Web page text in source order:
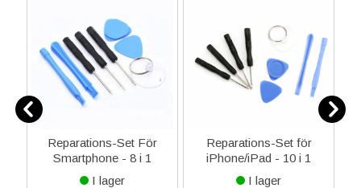
Reparations-Set För
Smartphone - 8 i 1
I lager
Reparations-Set för
iPhone/iPad - 10 i 1
I lager